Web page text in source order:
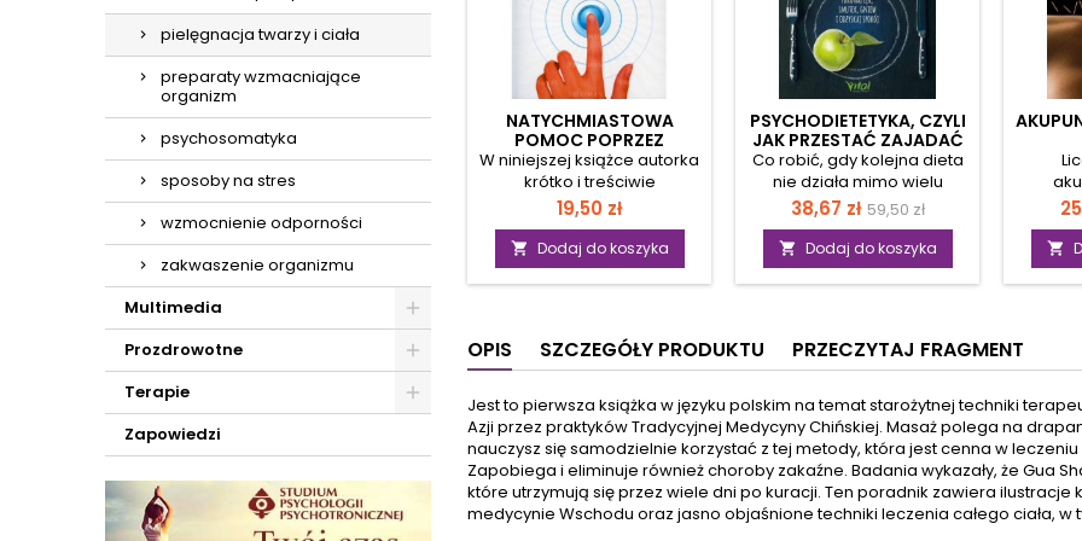
pielęgnacja twarzy i ciała
preparaty wzmacniające
organizm
psychosomatyka
sposoby na stres
wzmocnienie odporności
zakwaszenie organizmu
Multimedia
Prozdrowotne
Terapie
Zapowiedzi
NATYCHMIASTOWA
POMOC POPRZEZ
AKUPRESURĘ
W niniejszej książce autorka
krótko i treściwie
przedstawia najważniejsze
nagłe przypadki oraz ich
sposób leczenia poprzez
akupresurę, a więc bez
sprzętu i lekarstw. Ta
chińskiej medycyny jest
niezwykle przydatna w
sytuacjach, gdy lekarza nie
ma na miejscu, na przykład
podczas podróży.
Umożliwia udzielenie
natychmiastowej pomocy w
nagłych przypadkach,
takich jak: krwawienie z
nosa, lumbago, bóle głowy,
Cena
19,50 zł
 Dodaj do koszyka
PSYCHODIETETYKA, CZYLI
JAK PRZESTAĆ ZAJADAĆ
EMOCJE I STRES
Co robić, gdy kolejna dieta
nie działa mimo wielu
wyrzeczeń? Czy
rzeczywiście jesteś skazany
na tak zwaną „wieczną
dietę”? Czy dieta powinna
się kojarzyć z brakiem
produktów? Oczywiście, że
nie! Psychodietetyka
pomoże ci zrozumieć
żywienie w kontekście
zdrowia. Dowiesz się nie
tylko, jak szybko schudnąć,
ale też pokonać choroby i
przywrócić zdrowie.
Cena
38,67 zł Cena
podstawowa
59,50 zł
 Dodaj do koszyka
jaki

OPIS SZCZEGÓŁY PRODUKTU PRZECZYTAJ FRAGMENT
Jest to pierwsza książka w języku polskim na temat starożytnej techniki
Azji przez praktyków Tradycyjnej Medycyny Chińskiej. Masaż polega na
nauczysz się samodzielnie korzystać z tej metody, która jest cenna w
Zapobiega i eliminuje również choroby zakaźne. Badania wykazały, że Gua
które utrzymują się przez wiele dni po kuracji. Ten poradnik zawiera ilustracje
medycynie Wschodu oraz jasno objaśnione techniki leczenia całego ciała, w